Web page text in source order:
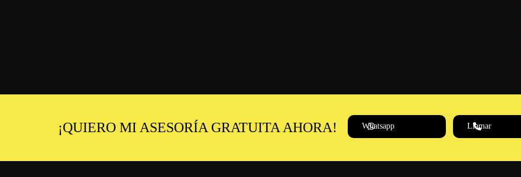
¡QUIERO MI ASESORÍA GRATUITA AHORA! Whatsapp Llamar